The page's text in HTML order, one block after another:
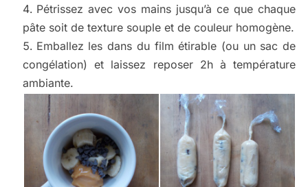
Pétrissez avec vos mains jusqu’à ce que chaque
pâte soit de texture souple et de couleur homogène.
Emballez les dans du film étirable (ou un sac de
congélation) et laissez reposer 2h à température
ambiante.